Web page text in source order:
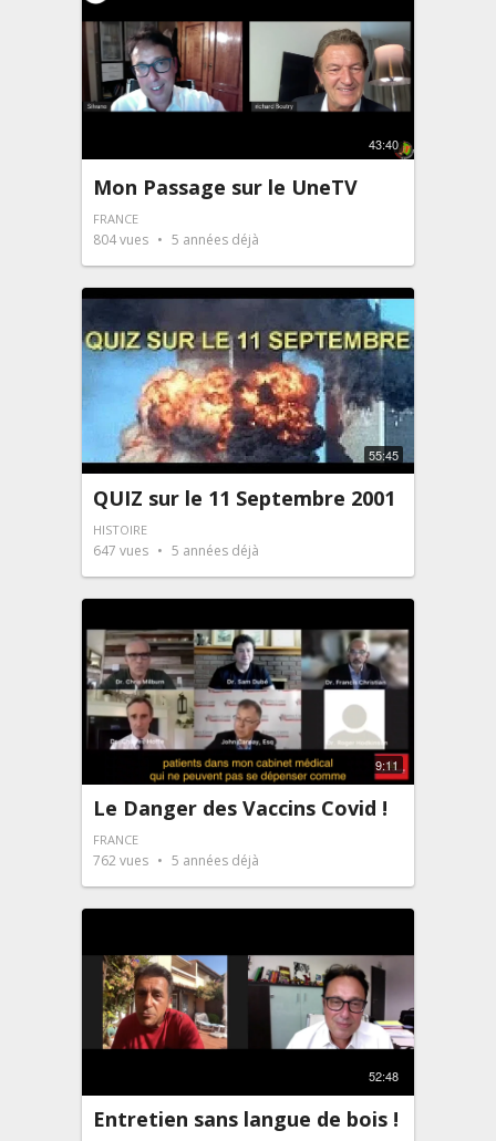
43:40
Mon Passage sur le UneTV
FRANCE
804vues 5 années déjà
55:45
QUIZ sur le 11 Septembre 2001
HISTOIRE
647 vues 5 années déjà
9:11
Le Danger des Vaccins Covid !
FRANCE
762vues 5 années déjà
52:48
Entretien sans langue de bois !